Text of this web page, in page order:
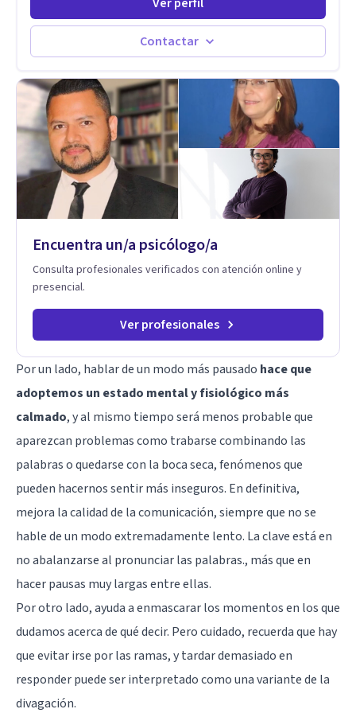
Estableciendo metas a corto y largo plazo, es vital para la
vida de cada uno tener su propia vision.
Contactar
Encuentra un/a psicólogo/a
Consulta profesionales verificados con atención online y
presencial.
Ver profesionales
Por un lado, hablar de un modo más pausado hace que
adoptemos un estado mental y fisiológico más
calmado, y al mismo tiempo será menos probable que
aparezcan problemas como trabarse combinando las
palabras o quedarse con la boca seca, fenómenos que
pueden hacernos sentir más inseguros. En definitiva,
mejora la calidad de la comunicación, siempre que no se
hable de un modo extremadamente lento. La clave está en
no abalanzarse al pronunciar las palabras., más que en
hacer pausas muy largas entre ellas.
Por otro lado, ayuda a enmascarar los momentos en los que
dudamos acerca de qué decir. Pero cuidado, recuerda que hay
que evitar irse por las ramas, y tardar demasiado en
responder puede ser interpretado como una variante de la
divagación.